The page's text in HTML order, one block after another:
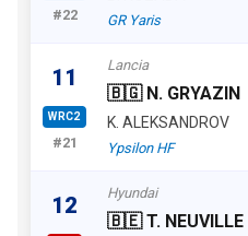
#22 GR Yaris
11
WRC2
#21
Lancia
🇧🇬 N. GRYAZIN
K. ALEKSANDROV
Ypsilon HF
12 Hyundai
🇧🇪 T. NEUVILLE